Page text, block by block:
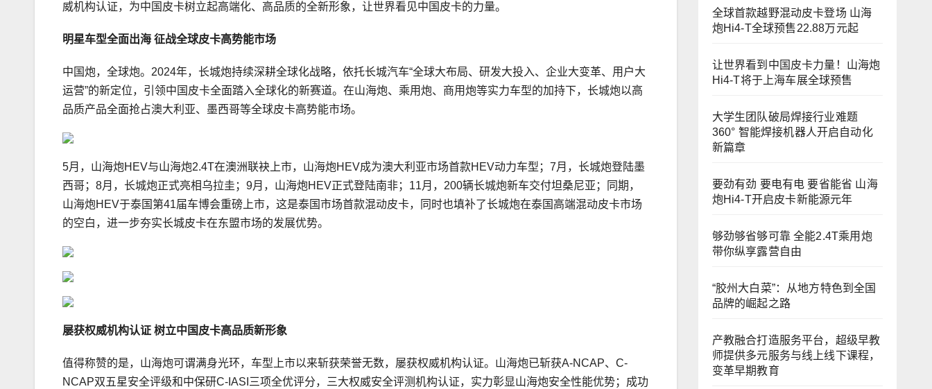
威机构认证，为中国皮卡树立起高端化、高品质的全新形象，让世界看见中国皮卡的力量。
明星车型全面出海 征战全球皮卡高势能市场
中国炮，全球炮。2024年，长城炮持续深耕全球化战略，依托长城汽车“全球大布局、研发大投入、企业大变革、用户大
运营”的新定位，引领中国皮卡全面踏入全球化的新赛道。在山海炮、乘用炮、商用炮等实力车型的加持下，长城炮以高
品质产品全面抢占澳大利亚、墨西哥等全球皮卡高势能市场。
5月，山海炮HEV与山海炮2.4T在澳洲联袂上市，山海炮HEV成为澳大利亚市场首款HEV动力车型；7月，长城炮登陆墨
西哥；8月，长城炮正式亮相乌拉圭；9月，山海炮HEV正式登陆南非；11月，200辆长城炮新车交付坦桑尼亚；同期，
山海炮HEV于泰国第41届车博会重磅上市，这是泰国市场首款混动皮卡，同时也填补了长城炮在泰国高端混动皮卡市场
的空白，进一步夯实长城皮卡在东盟市场的发展优势。
屡获权威机构认证 树立中国皮卡高品质新形象
值得称赞的是，山海炮可谓满身光环，车型上市以来斩获荣誉无数，屡获权威机构认证。山海炮已斩获A-NCAP、C-
NCAP双五星安全评级和中保研C-IASI三项全优评分，三大权威安全评测机构认证，实力彰显山海炮安全性能优势；成功
全球首款越野混动皮卡登场 山海
炮Hi4-T全球预售22.88万元起
让世界看到中国皮卡力量！山海炮
Hi4-T将于上海车展全球预售
大学生团队破局焊接行业难题
360° 智能焊接机器人开启自动化
新篇章
要劲有劲 要电有电 要省能省 山海
炮Hi4-T开启皮卡新能源元年
够劲够省够可靠 全能2.4T乘用炮
带你纵享露营自由
“胶州大白菜”：从地方特色到全国
品牌的崛起之路
产教融合打造服务平台，超级早教
师提供多元服务与线上线下课程，
变革早期教育